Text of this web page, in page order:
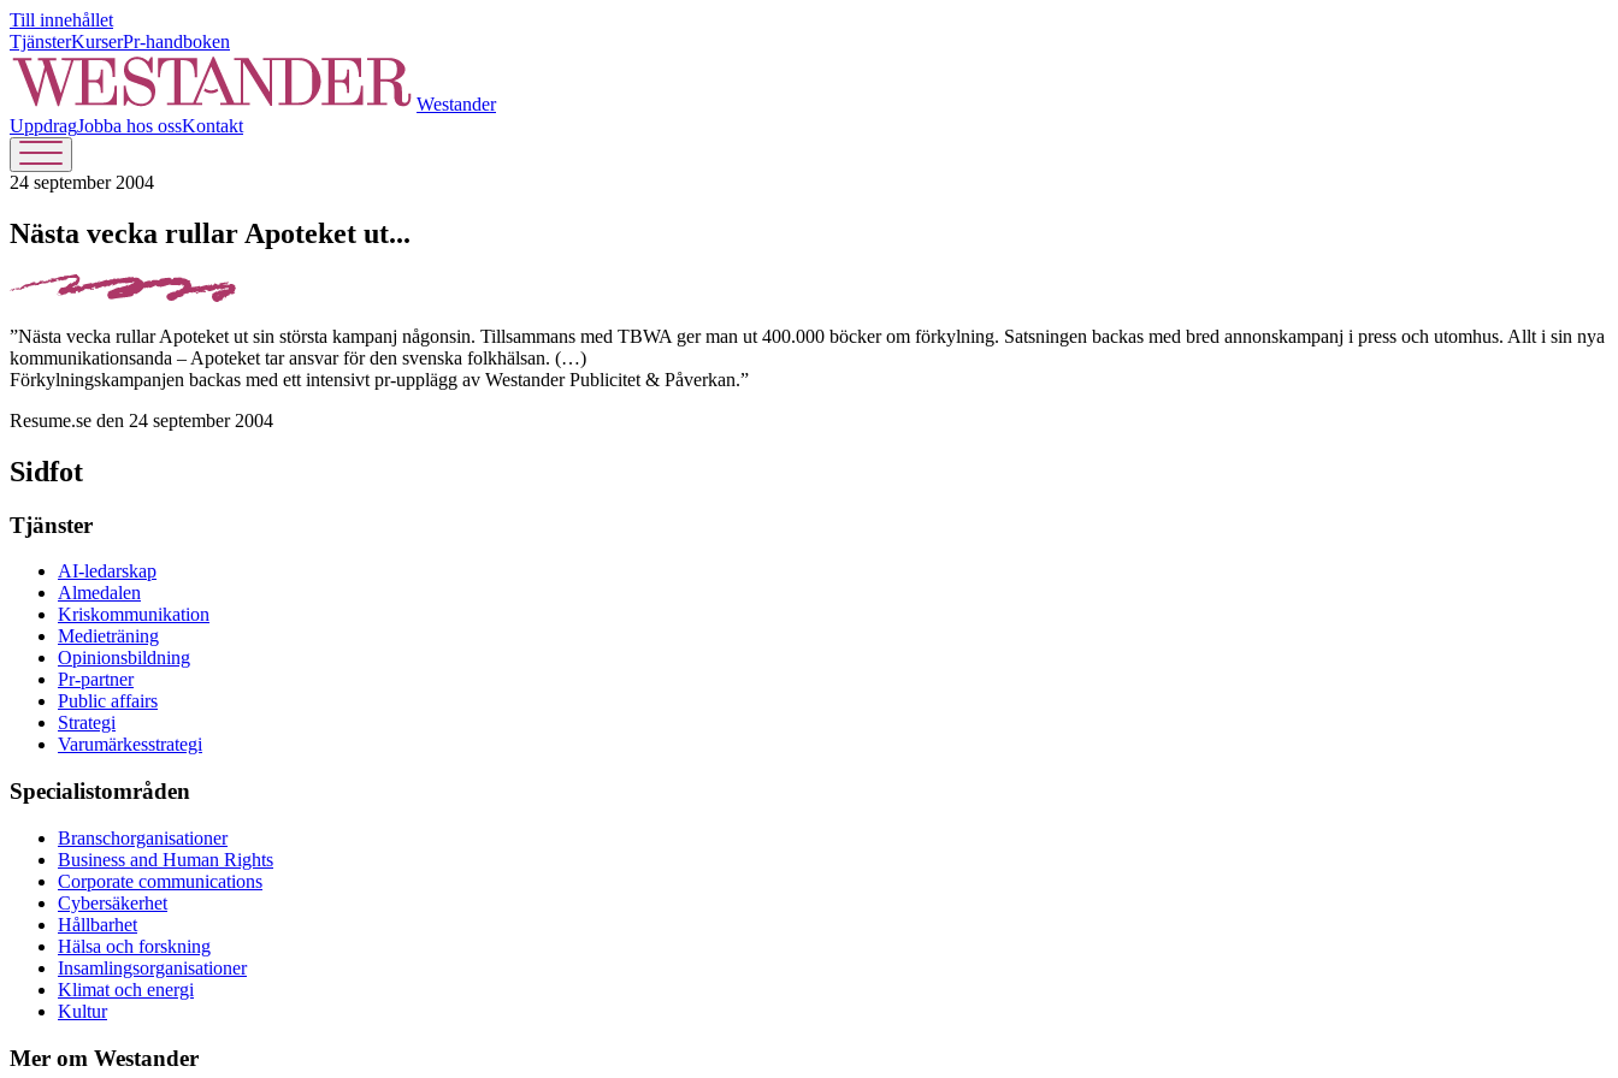
Till innehållet
TjänsterKurserPr-handboken
Westander
UppdragJobba hos ossKontakt
24 september 2004
Nästa vecka rullar Apoteket ut...
”Nästa vecka rullar Apoteket ut sin största kampanj någonsin. Tillsammans med TBWA ger man ut 400.000 böcker om förkylning. Satsningen backas med bred annonskampanj i press och utomhus. Allt i sin nya
kommunikationsanda – Apoteket tar ansvar för den svenska folkhälsan. (…)
Förkylningskampanjen backas med ett intensivt pr-upplägg av Westander Publicitet & Påverkan.”
Resume.se den 24 september 2004
Sidfot
Tjänster
AI-ledarskap
Almedalen
Kris­kommunikation
Medieträning
Opinionsbildning
Pr-partner
Public affairs
Strategi
Varumärkesstrategi
Specialistområden
Branschorganisationer
Business and Human Rights
Corporate communications
Cybersäkerhet
Hållbarhet
Hälsa och forskning
Insamlingsorganisationer
Klimat och energi
Kultur
Mer om Westander